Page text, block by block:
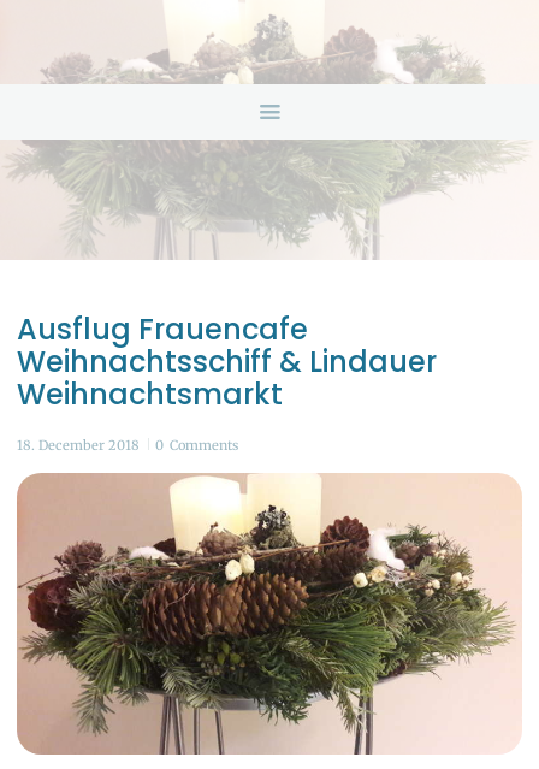
ANGEBOTE
INFOS & LINKS
NEWS
KONTAKTDATEN
Ausflug Frauencafe
Weihnachtsschiff & Lindauer
Weihnachtsmarkt
18. December 2018 0 Comments